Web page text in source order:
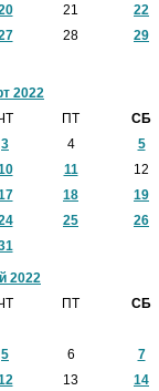
21 22
28 29
2022
ПТ СБ
3 4 5
11 12
18 19
25 26
2022
ПТ СБ
5 6 7
13 14